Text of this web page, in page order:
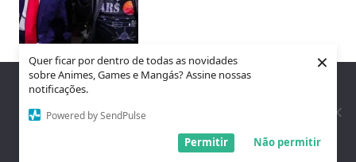
Quer ficar por dentro de todas as novidades
sobre Animes, Games e Mangás? Assine nossas
notificações.
Powered by SendPulse
Não permitir
Permitir
×
Quem é o Mais Rico: Elon Musk ou
Donald Trump?
Nós utilizamos cookies para garantir que você tenha a melhor
experiência em nosso site. Se você continua a usar este site,
assumimos que você está satisfeito.
Entendi!